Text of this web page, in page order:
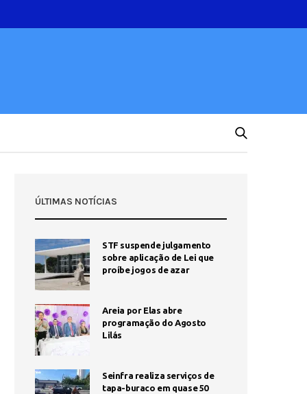
ÚLTIMAS NOTÍCIAS
STF suspende julgamento
sobre aplicação de Lei que
proíbe jogos de azar
Areia por Elas abre
programação do Agosto
Lilás
Seinfra realiza serviços de
tapa-buraco em quase 50